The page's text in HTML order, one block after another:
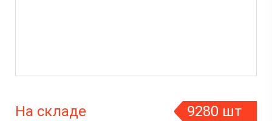
На складе 9280 шт